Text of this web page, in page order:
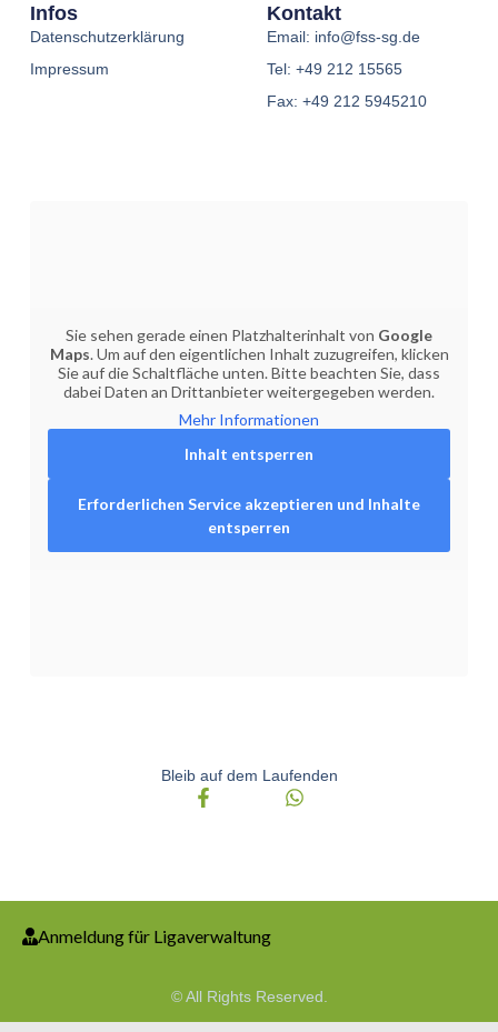
Bleib auf dem Laufenden
Infos
Datenschutzerklärung
Impressum
Kontakt
Email: info@fss-sg.de
Tel: +49 212 15565
Fax: +49 212 5945210
Sie sehen gerade einen Platzhalterinhalt von Google
Maps. Um auf den eigentlichen Inhalt zuzugreifen, klicken
Sie auf die Schaltfläche unten. Bitte beachten Sie, dass
dabei Daten an Drittanbieter weitergegeben werden.
Mehr Informationen
Inhalt entsperren
Erforderlichen Service akzeptieren und Inhalte
entsperren
Anmeldung für Ligaverwaltung
© All Rights Reserved.